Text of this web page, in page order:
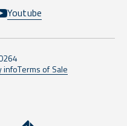
Youtube
infoTerms of Sale